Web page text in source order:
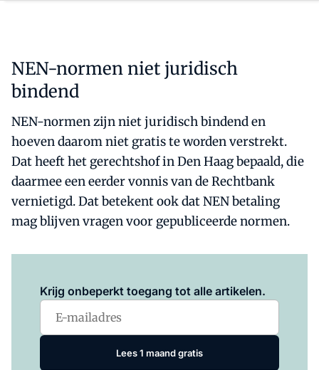
NEN-normen niet juridisch
bindend
NEN-normen zijn niet juridisch bindend en
hoeven daarom niet gratis te worden verstrekt.
Dat heeft het gerechtshof in Den Haag bepaald, die
daarmee een eerder vonnis van de Rechtbank
vernietigd. Dat betekent ook dat NEN betaling
mag blijven vragen voor gepubliceerde normen.
Krijg onbeperkt toegang tot alle artikelen.
Lees 1 maand gratis